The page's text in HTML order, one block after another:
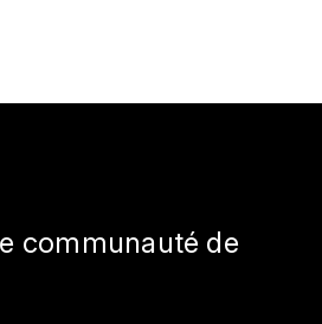
communauté de